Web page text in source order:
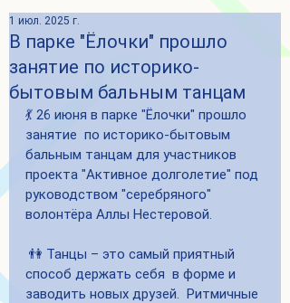
В парке "Ёлочки" прошло
занятие по историко-
бытовым бальным танцам
1 июл. 2025 г.
💃 26 июня в парке "Ёлочки" прошло
занятие  по историко-бытовым
бальным танцам для участников
проекта "Активное долголетие" под
руководством "серебряного"
волонтёра Аллы Нестеровой.
способ держать себя  в форме и
заводить новых друзей.  Ритмичные